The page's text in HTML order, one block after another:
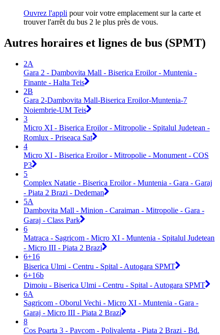
Ouvrez l'appli pour voir votre emplacement sur la carte et
trouver l'arrêt du bus 2 le plus près de vous.
Autres horaires et lignes de bus (SPMT)
2A
Gara 2 - Dambovita Mall - Biserica Eroilor - Muntenia -
Finante - Halta Teis
2B
Gara 2-Dambovita Mall-Biserica Eroilor-Muntenia-7
Noiembrie-UM Teis
3
Micro XI - Biserica Eroilor - Mitropolie - Spitalul Judetean -
Romlux - Priseaca Sat
4
Micro XI - Biserica Eroilor - Mitropolie - Monument - COS
P3
5
Complex Natatie - Biserica Eroilor - Muntenia - Gara - Garaj
- Piata 2 Brazi - Dedeman
5A
Dambovita Mall - Minion - Caraiman - Mitropolie - Gara -
Garaj - Class Park
6
Matraca - Sagricom - Micro XI - Muntenia - Spitalul Judetean
- Micro III - Piata 2 Brazi
6+16
Biserica Ulmi - Centru - Spital - Autogara SPMT
6+16b
Dimoiu - Biserica Ulmi - Centru - Spital - Autogara SPMT
6A
Sagricom - Oborul Vechi - Micro XI - Muntenia - Gara -
Garaj - Micro III - Piata 2 Brazi
8
Cos Poarta 3 - Pavcom - Polivalenta - Piata 2 Brazi - Bd.